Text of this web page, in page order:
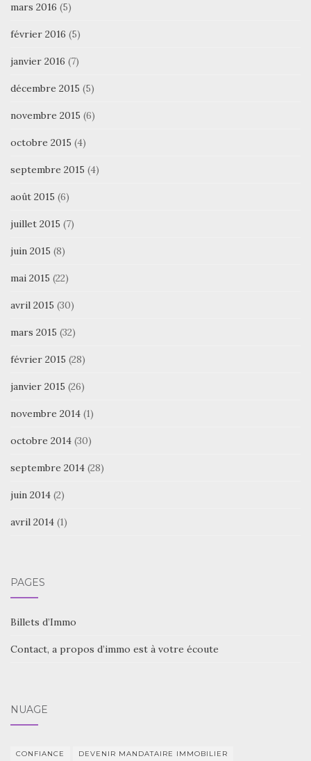
mars 2016 (5)
février 2016 (5)
janvier 2016 (7)
décembre 2015 (5)
novembre 2015 (6)
octobre 2015 (4)
septembre 2015 (4)
août 2015 (6)
juillet 2015 (7)
juin 2015 (8)
mai 2015 (22)
avril 2015 (30)
mars 2015 (32)
février 2015 (28)
janvier 2015 (26)
novembre 2014 (1)
octobre 2014 (30)
septembre 2014 (28)
juin 2014 (2)
avril 2014 (1)
PAGES
Billets d’Immo
Contact, a propos d’immo est à votre écoute
NUAGE
CONFIANCE DEVENIR MANDATAIRE IMMOBILIER